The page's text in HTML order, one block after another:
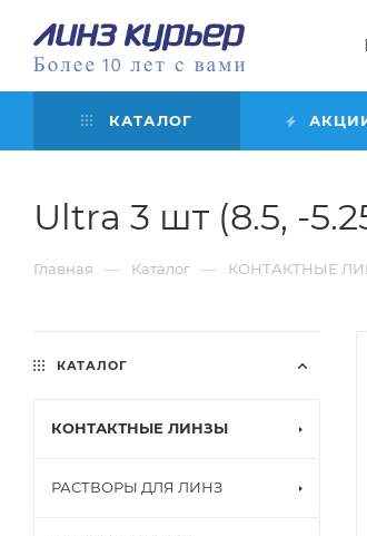
КАТАЛОГ
Ultra 3 шт (8.5, -
Главная — Каталог — КОНТАКТНЫЕ
КАТАЛОГ
КОНТАКТНЫЕ ЛИНЗЫ
РАСТВОРЫ ДЛЯ ЛИНЗ